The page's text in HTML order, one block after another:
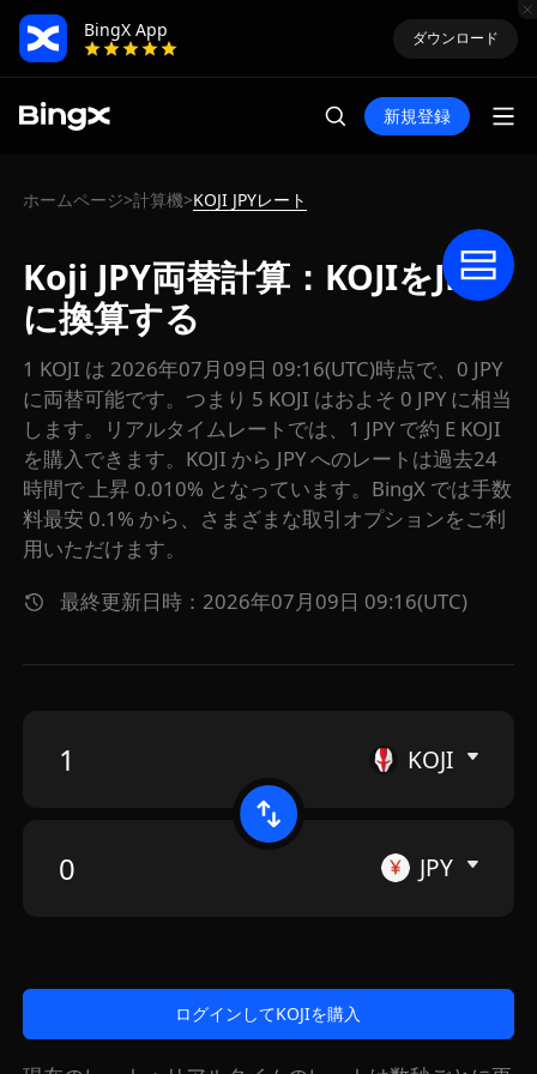
BingX App
ダウンロード
新規登録
ホームページ>計算機>KOJI JPYレート
Koji JPY両替計算：KOJIをJPY
に換算する
1 KOJI は 2026年07月09日 09:16(UTC)時点で、0 JPY
に両替可能です。つまり 5 KOJI はおよそ 0 JPY に相当
します。リアルタイムレートでは、1 JPY で約 E KOJI
を購入できます。KOJI から JPY へのレートは過去24
時間で 上昇 0.010% となっています。BingX では手数
料最安 0.1% から、さまざまな取引オプションをご利
用いただけます。
最終更新日時：2026年07月09日 09:16(UTC)
KOJI
JPY
ログインしてKOJIを購入